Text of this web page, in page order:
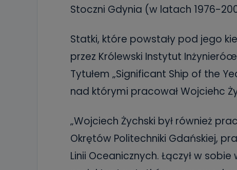
Stoczni Gdynia (w latach 1976-
Statki, które powstały pod jego
przez Królewski Instytut
Tytułem „Significant Ship of the
nad którymi pracował Wojciehc
„Wojciech Żychski był również
Okrętów Politechniki Gdańskiej,
Linii Oceanicznych. Łączył w